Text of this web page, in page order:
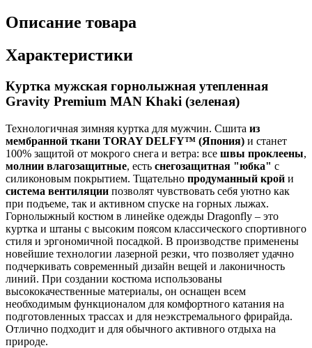
Описание товара
Характеристики
Куртка мужская горнолыжная утепленная
Gravity Premium MAN Khaki (зеленая)
Технологичная зимняя куртка для мужчин. Сшита из
мембранной ткани TORAY DELFY™ (Япония) и станет
100% защитой от мокрого снега и ветра: все швы проклеены,
молнии влагозащитные, есть снегозащитная "юбка" с
силиконовым покрытием. Тщательно продуманный крой и
система вентиляции позволят чувствовать себя уютно как
при подъеме, так и активном спуске на горных лыжах.
Горнолыжный костюм в линейке одежды Dragonfly – это
куртка и штаны с высоким поясом классического спортивного
стиля и эргономичной посадкой. В производстве применены
новейшие технологии лазерной резки, что позволяет удачно
подчеркивать современный дизайн вещей и лаконичность
линий. При создании костюма использованы
высококачественные материалы, он оснащен всем
необходимым функционалом для комфортного катания на
подготовленных трассах и для неэкстремального фрирайда.
Отлично подходит и для обычного активного отдыха на
природе.